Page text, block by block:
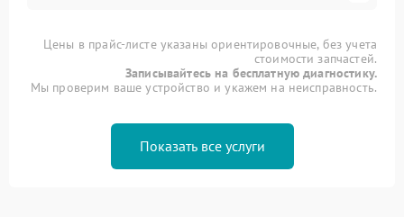
Цены в прайс-листе указаны ориентировочные, без учета
стоимости запчастей.
Записывайтесь на бесплатную диагностику.
Мы проверим ваше устройство и укажем на неисправность.
Показать все услуги